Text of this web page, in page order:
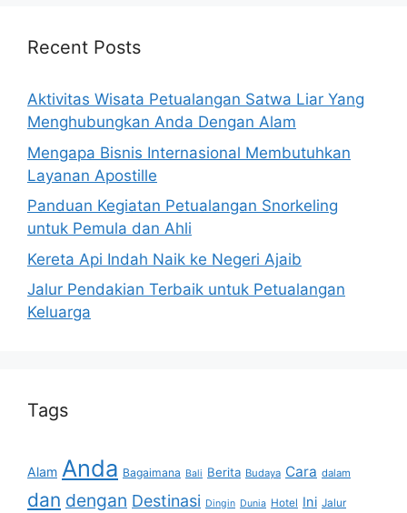
Recent Posts
Aktivitas Wisata Petualangan Satwa Liar Yang
Menghubungkan Anda Dengan Alam
Mengapa Bisnis Internasional Membutuhkan
Layanan Apostille
Panduan Kegiatan Petualangan Snorkeling
untuk Pemula dan Ahli
Kereta Api Indah Naik ke Negeri Ajaib
Jalur Pendakian Terbaik untuk Petualangan
Keluarga
Tags
Alam Anda Bagaimana Bali Berita Budaya Cara dalam
dan dengan Destinasi Dingin Dunia Hotel Ini Jalur